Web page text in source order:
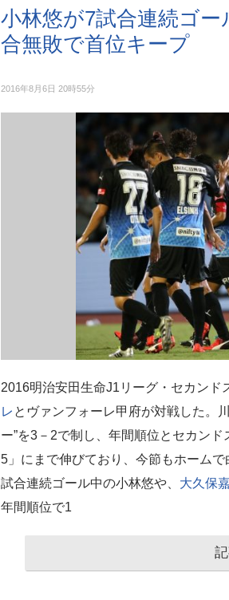
小林悠が7試合連続ゴ
合無敗で首位キープ
2016年8月6日 20時55分
2016明治安田生命J1リーグ・セカンド
レ とヴァンフォーレ甲府が対戦した。
ー”を3－2で制し、年間順位とセカン
5」にまで伸びており、今節もホーム
試合連続ゴール中の小林悠や、 大久保
年間順位で1